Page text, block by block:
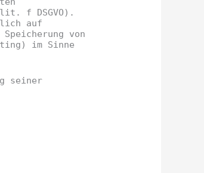
f DSGVO).
auf
von
im Sinne
seiner